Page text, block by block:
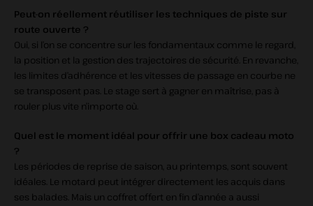
Peut‑on réellement réutiliser les techniques de piste sur
route ouverte ?
Oui, si l’on se concentre sur les fondamentaux comme le regard,
la position et la gestion des trajectoires de sécurité. En revanche,
les limites d’adhérence et les vitesses de passage en courbe ne
se transposent pas. Le stage sert à gagner en maîtrise, pas à
rouler plus vite n’importe où.
Quel est le moment idéal pour offrir une box cadeau moto
?
Les périodes de reprise de saison, au printemps, sont souvent
idéales. Le motard peut intégrer directement les acquis dans
ses balades. Mais un coffret offert en fin d’année a aussi